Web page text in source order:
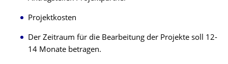
Projektkosten
Der Zeitraum für die Bearbeitung der Projekte soll 12-
14 Monate betragen.